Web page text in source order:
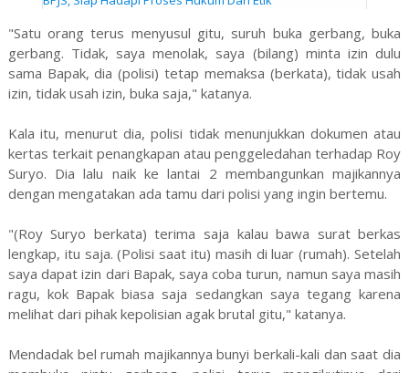
"Satu orang terus menyusul gitu, suruh buka gerbang, buka
gerbang. Tidak, saya menolak, saya (bilang) minta izin dulu
sama Bapak, dia (polisi) tetap memaksa (berkata), tidak usah
izin, tidak usah izin, buka saja," katanya.
Kala itu, menurut dia, polisi tidak menunjukkan dokumen atau
kertas terkait penangkapan atau penggeledahan terhadap Roy
Suryo. Dia lalu naik ke lantai 2 membangunkan majikannya
dengan mengatakan ada tamu dari polisi yang ingin bertemu.
"(Roy Suryo berkata) terima saja kalau bawa surat berkas
lengkap, itu saja. (Polisi saat itu) masih di luar (rumah). Setelah
saya dapat izin dari Bapak, saya coba turun, namun saya masih
ragu, kok Bapak biasa saja sedangkan saya tegang karena
melihat dari pihak kepolisian agak brutal gitu," katanya.
Mendadak bel rumah majikannya bunyi berkali-kali dan saat dia